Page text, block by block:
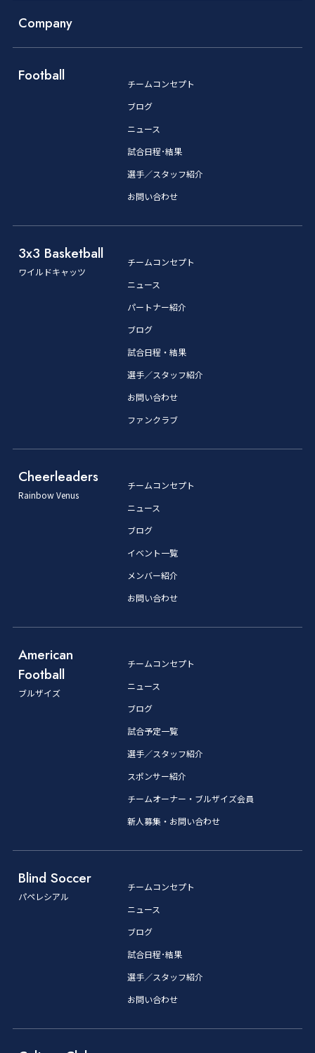
Company
Football
チームコンセプト
ブログ
ニュース
試合日程･結果
選手／スタッフ紹介
お問い合わせ
3x3 Basketball
ワイルドキャッツ
チームコンセプト
ニュース
パートナー紹介
ブログ
試合日程・結果
選手／スタッフ紹介
お問い合わせ
ファンクラブ
Cheerleaders
Rainbow Venus
チームコンセプト
ニュース
ブログ
イベント一覧
メンバー紹介
お問い合わせ
American
Football
ブルザイズ
チームコンセプト
ニュース
ブログ
試合予定一覧
選手／スタッフ紹介
スポンサー紹介
チームオーナー・ブルザイズ会員
新人募集・お問い合わせ
Blind Soccer
パペレシアル
チームコンセプト
ニュース
ブログ
試合日程･結果
選手／スタッフ紹介
お問い合わせ